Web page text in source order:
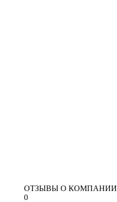
ОТЗЫВЫ О КОМПАНИИ
0